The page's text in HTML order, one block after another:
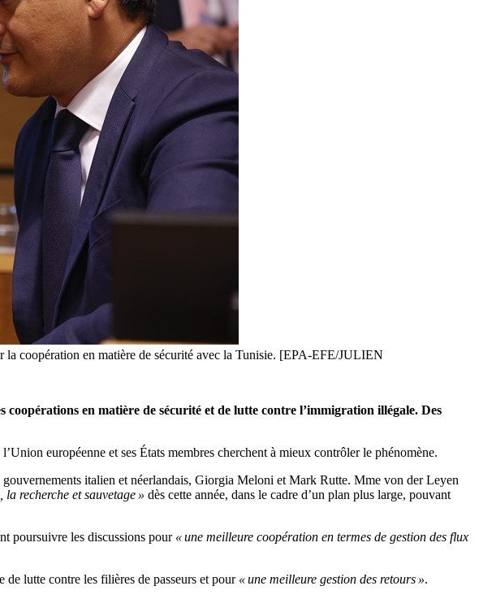
coopération en matière de sécurité avec la Tunisie. [EPA-EFE/JULIEN
en matière de sécurité et de lutte contre l’immigration illégale. Des
européenne et ses États membres cherchent à mieux contrôler le phénomène.
italien et néerlandais, Giorgia Meloni et Mark Rutte. Mme von der Leyen
recherche et sauvetage » dès cette année, dans le cadre d’un plan plus large, pouvant
poursuivre les discussions pour « une meilleure coopération en termes de gestion des flux
de lutte contre les filières de passeurs et pour « une meilleure gestion des retours ».